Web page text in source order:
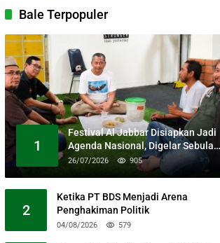
Bale Terpopuler
1
Festival Al Jabbar Disiapkan Jadi
Agenda Nasional, Digelar Sebulan
Penuh di Kawasan Masjid Raya Al
26/07/2026 905
2
Ketika PT BDS Menjadi Arena
Penghakiman Politik
04/08/2026 579